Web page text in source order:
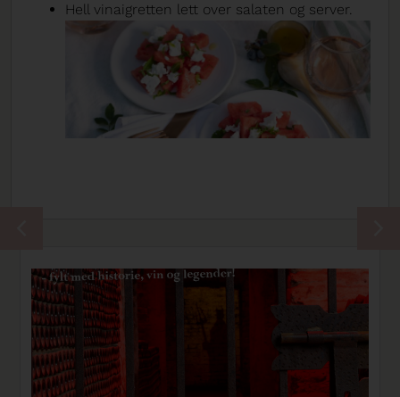
Hell vinaigretten lett over salaten og server.